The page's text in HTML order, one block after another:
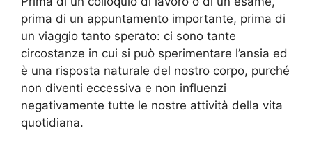
prima di un appuntamento importante, prima di
un viaggio tanto sperato: ci sono tante
circostanze in cui si può sperimentare l’ansia ed
è una risposta naturale del nostro corpo, purché
non diventi eccessiva e non influenzi
negativamente tutte le nostre attività della vita
quotidiana.